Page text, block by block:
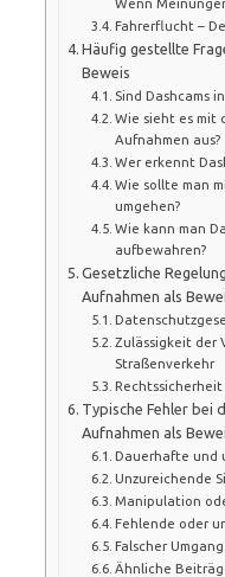
Fahrerflucht –
Häufig gestellte
Beweis
Sind Dashcams
Wie sieht es mit
Aufnahmen aus?
Wer erkennt
Wie sollte man
umgehen?
Wie kann man
aufbewahren?
Gesetzliche
Aufnahmen als
Zulässigkeit der
Straßenverkehr
Typische Fehler bei
Aufnahmen als
Dauerhafte und
Unzureichende
Manipulation
Fehlende oder
Falscher
Ähnliche